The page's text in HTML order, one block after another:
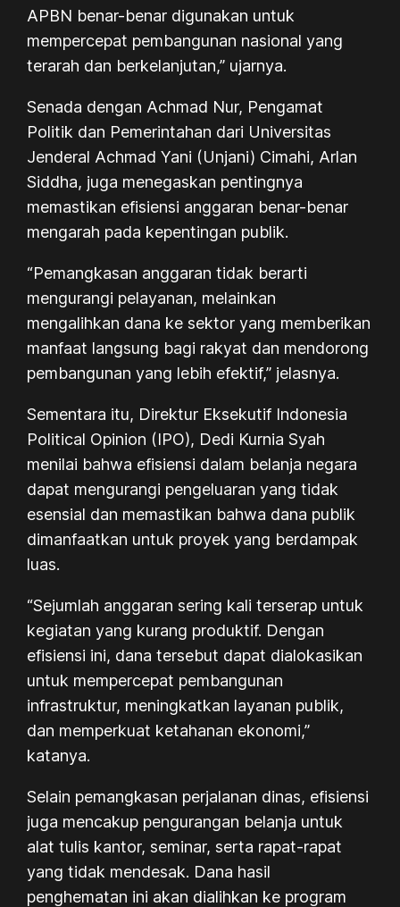
APBN benar-benar digunakan untuk
mempercepat pembangunan nasional yang
terarah dan berkelanjutan,” ujarnya.
Senada dengan Achmad Nur, Pengamat
Politik dan Pemerintahan dari Universitas
Jenderal Achmad Yani (Unjani) Cimahi, Arlan
Siddha, juga menegaskan pentingnya
memastikan efisiensi anggaran benar-benar
mengarah pada kepentingan publik.
“Pemangkasan anggaran tidak berarti
mengurangi pelayanan, melainkan
mengalihkan dana ke sektor yang memberikan
manfaat langsung bagi rakyat dan mendorong
pembangunan yang lebih efektif,” jelasnya.
Sementara itu, Direktur Eksekutif Indonesia
Political Opinion (IPO), Dedi Kurnia Syah
menilai bahwa efisiensi dalam belanja negara
dapat mengurangi pengeluaran yang tidak
esensial dan memastikan bahwa dana publik
dimanfaatkan untuk proyek yang berdampak
luas.
“Sejumlah anggaran sering kali terserap untuk
kegiatan yang kurang produktif. Dengan
efisiensi ini, dana tersebut dapat dialokasikan
untuk mempercepat pembangunan
infrastruktur, meningkatkan layanan publik,
dan memperkuat ketahanan ekonomi,”
katanya.
Selain pemangkasan perjalanan dinas, efisiensi
juga mencakup pengurangan belanja untuk
alat tulis kantor, seminar, serta rapat-rapat
yang tidak mendesak. Dana hasil
penghematan ini akan dialihkan ke program